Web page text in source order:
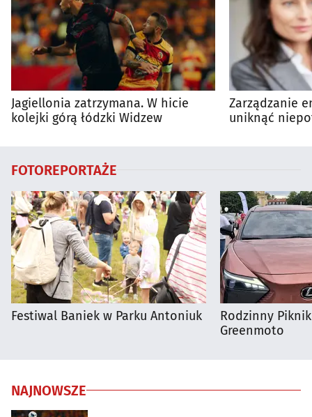
Jagiellonia zatrzymana. W hicie
kolejki górą łódzki Widzew
Zarządzanie
uniknąć
FOTOREPORTAŻE
Festiwal Baniek w Parku Antoniuk
Rodzinny
Greenmoto
NAJNOWSZE